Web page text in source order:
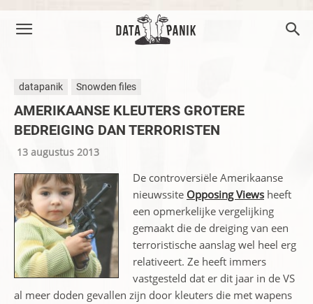
datapanik Snowden files
AMERIKAANSE KLEUTERS GROTERE
BEDREIGING DAN TERRORISTEN
13 augustus 2013
De controversiële Amerikaanse
nieuwssite Opposing Views heeft
een opmerkelijke vergelijking
gemaakt die de dreiging van een
terroristische aanslag wel heel erg
relativeert. Ze heeft immers
vastgesteld dat er dit jaar in de VS
al meer doden gevallen zijn door kleuters die met wapens